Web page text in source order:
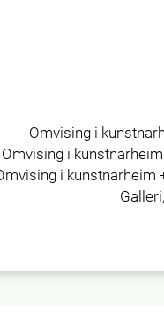
Omvising i
Omvising i
i kunstnarheim